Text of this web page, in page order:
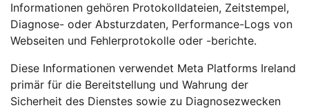
Informationen gehören Protokolldateien, Zeitstempel,
Diagnose- oder Absturzdaten, Performance-Logs von
Webseiten und Fehlerprotokolle oder -berichte.
Diese Informationen verwendet Meta Platforms Ireland
primär für die Bereitstellung und Wahrung der
Sicherheit des Dienstes sowie zu Diagnosezwecken